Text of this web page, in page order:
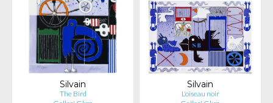
Silvain
The Bird
Silvain
L'oiseau noir